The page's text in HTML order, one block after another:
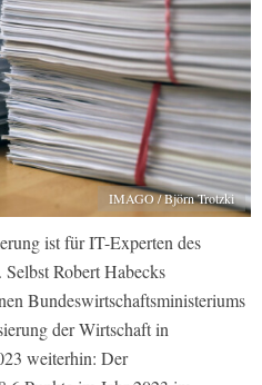
IMAGO / Björn Trotzki
ist für IT-Experten des
Robert Habecks
Bundeswirtschaftsministeriums
der Wirtschaft in
weiterhin: Der